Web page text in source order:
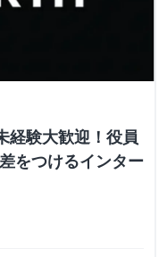
経験大歓迎！役員
をつけるインター